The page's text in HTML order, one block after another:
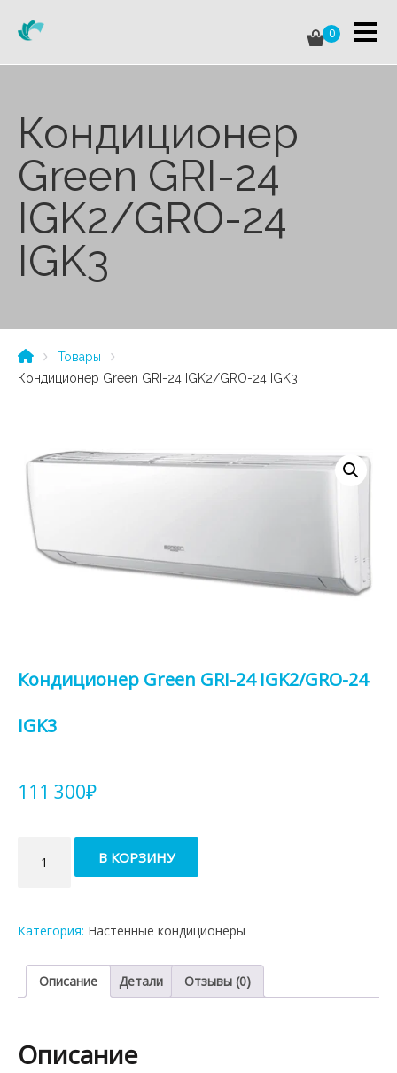
0
Кондиционер
Green GRI-24
IGK2/GRO-24
IGK3
Товары
Кондиционер Green GRI-24 IGK2/GRO-24 IGK3
Кондиционер Green GRI-24 IGK2/GRO-24
IGK3
111 300₽
товара
Кондиционер
24
IGK3
В КОРЗИНУ
Категория: Настенные кондиционеры
Описание Детали Отзывы (0)
Описание